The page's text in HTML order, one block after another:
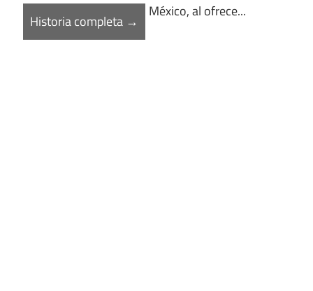
México, al ofrece...
Historia completa →